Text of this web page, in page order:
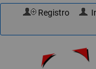
Registro